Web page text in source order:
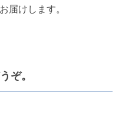
届けします。
ぞ。